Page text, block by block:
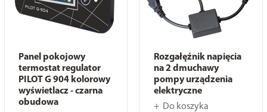
Panel pokojowy
termostat regulator
PILOT G 904 kolorowy
wyświetlacz - czarna
obudowa
Rozgałęźnik napięcia
na 2 dmuchawy
pompy urządzenia
elektryczne
Do koszyka